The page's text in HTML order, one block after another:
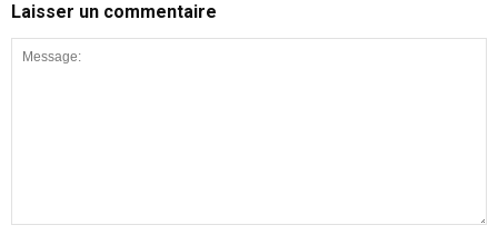
Laisser un commentaire